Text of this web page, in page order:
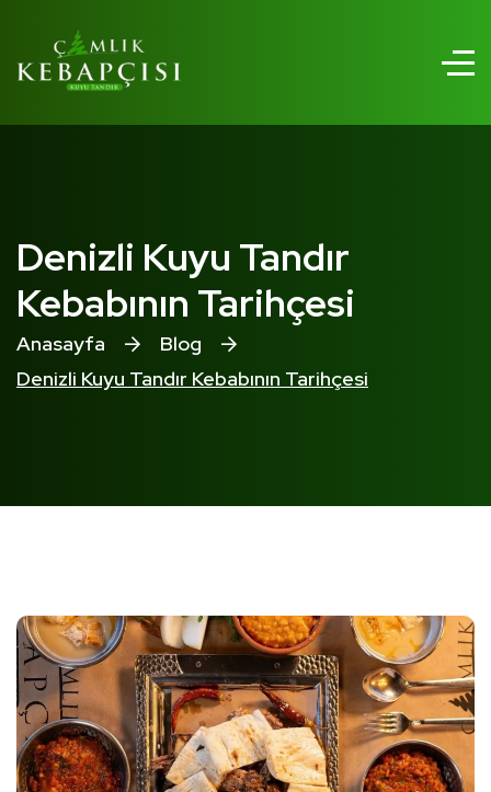
Denizli Kuyu Tandır
Kebabının Tarihçesi
Anasayfa
Blog
Denizli Kuyu Tandır Kebabının Tarihçesi